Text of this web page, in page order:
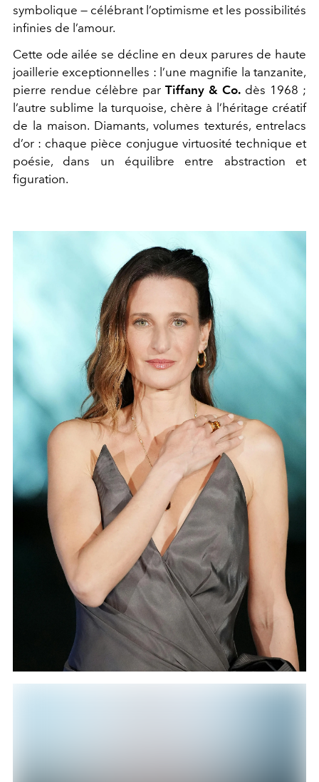
symbolique — célébrant l’optimisme et les possibilités
infinies de l’amour.
Cette ode ailée se décline en deux parures de haute
joaillerie exceptionnelles : l’une magnifie la tanzanite,
pierre rendue célèbre par Tiffany & Co. dès 1968 ;
l’autre sublime la turquoise, chère à l’héritage créatif
de la maison. Diamants, volumes texturés, entrelacs
d’or : chaque pièce conjugue virtuosité technique et
poésie, dans un équilibre entre abstraction et
figuration.